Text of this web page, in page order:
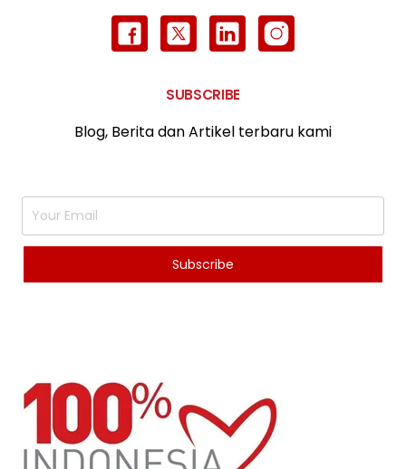
SUBSCRIBE
Blog, Berita dan Artikel terbaru kami